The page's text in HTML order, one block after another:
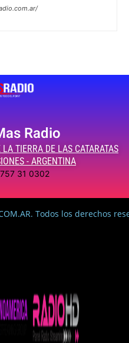
Radio
TIERRA DE LAS CATARATAS
- ARGENTINA
31 0302
Todos los derechos